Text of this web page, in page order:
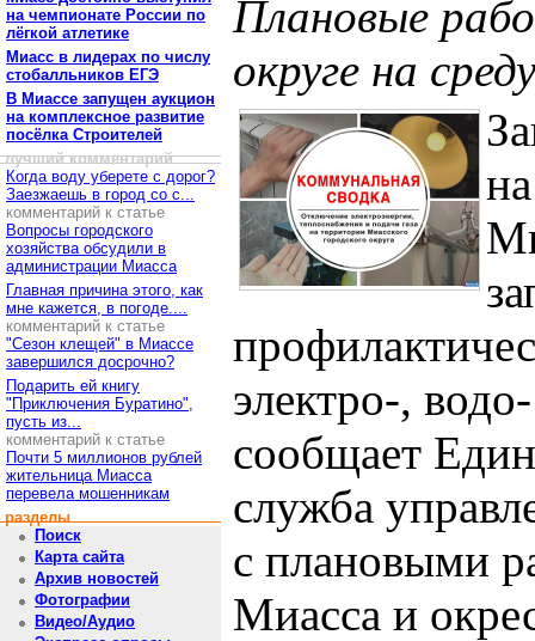
на чемпионате России по
лёгкой атлетике
Миасс в лидерах по числу
стобалльников ЕГЭ
В Миассе запущен аукцион
на комплексное развитие
посёлка Строителей
лучший комментарий
Когда воду уберете с дорог?
Заезжаешь в город со с...
комментарий к статье
Вопросы городского
хозяйства обсудили в
администрации Миасса
Главная причина этого, как
мне кажется, в погоде....
комментарий к статье
"Сезон клещей" в Миассе
завершился досрочно?
Подарить ей книгу
"Приключения Буратино",
пусть из...
комментарий к статье
Почти 5 миллионов рублей
жительница Миасса
перевела мошенникам
разделы
Поиск
Карта сайта
Архив новостей
Фотографии
Видео/Аудио
Плановые
округе на
электро-,
сообщает
служба
с плановыми
Миасса и